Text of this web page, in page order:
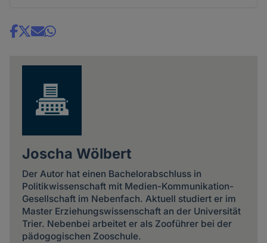
Share
Joscha Wölbert
Der Autor hat einen Bachelorabschluss in
Politikwissenschaft mit Medien-Kommunikation-
Gesellschaft im Nebenfach. Aktuell studiert er im
Master Erziehungswissenschaft an der Universität
Trier. Nebenbei arbeitet er als Zooführer bei der
pädogogischen Zooschule.